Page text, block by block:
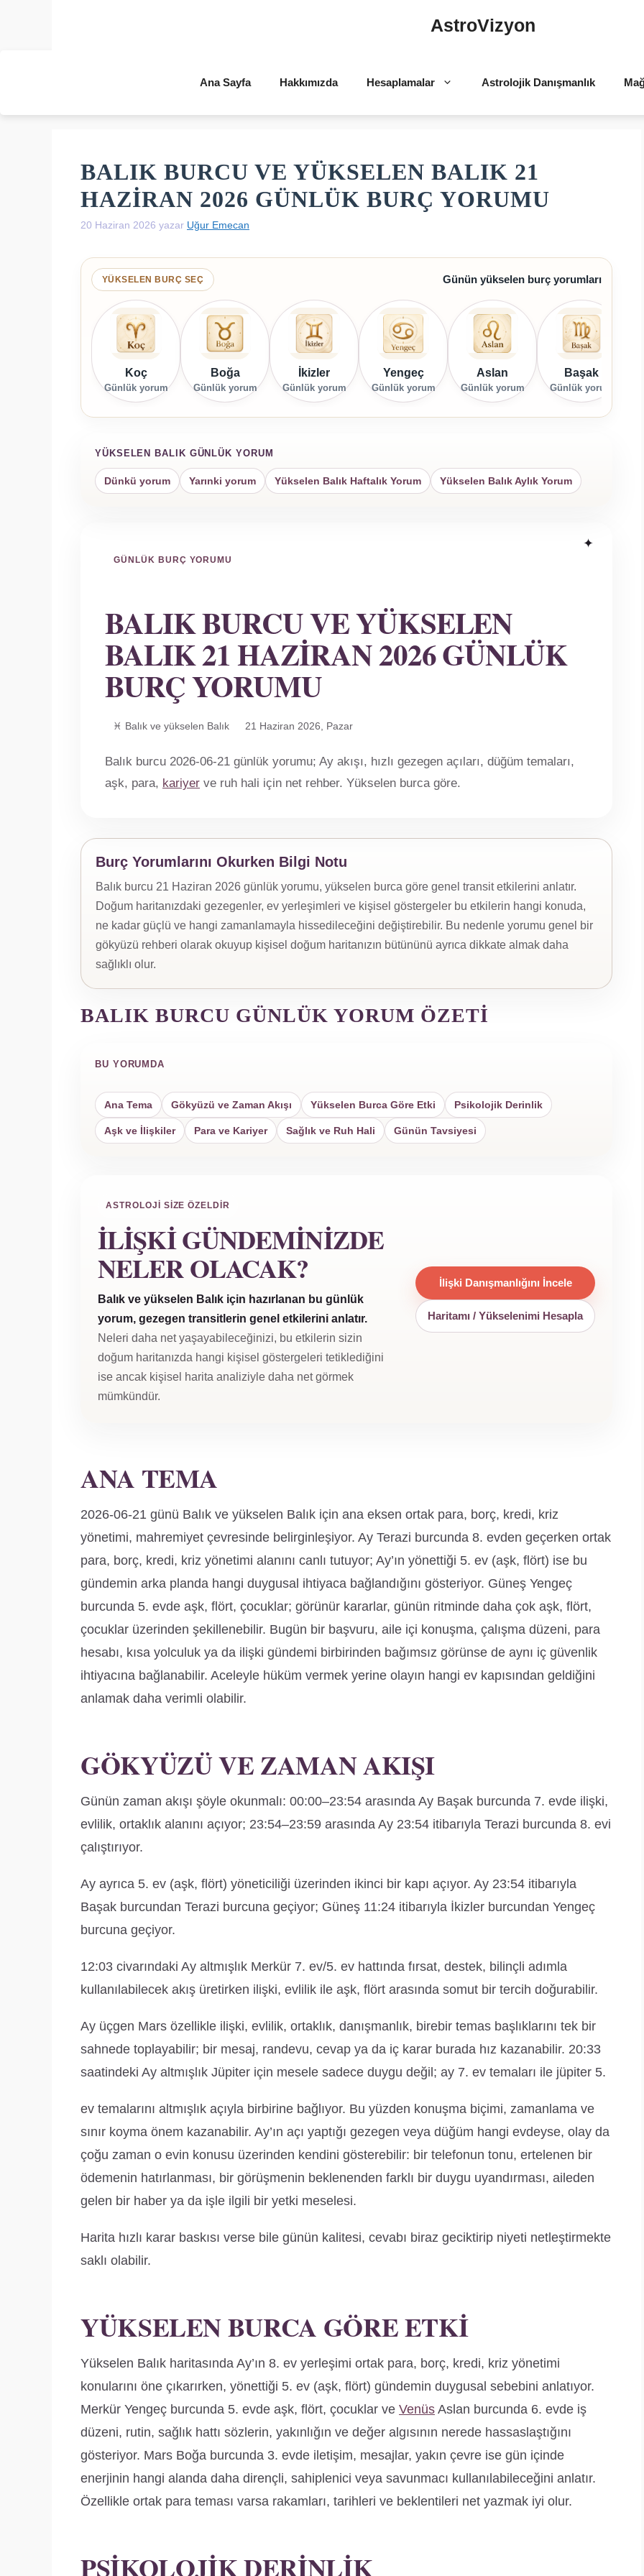
AstroVizyon
Ana Sayfa Hakkımızda Hesaplamalar Astrolojik Danışmanlık
BALIK BURCU VE YÜKSELEN BALIK 21
HAZIRAN 2026 GÜNLÜK BURÇ YORUMU
20 Haziran 2026 yazar Uğur Emecan
YÜKSELEN BURÇ SEÇ Günün yükselen burç yorumları
Koç
Günlük yorum
Boğa
Günlük yorum
İkizler
Günlük yorum
Yengeç
Günlük yorum
Aslan
Günlük yorum
Başak
Günlük yorum
YÜKSELEN BALIK GÜNLÜK YORUM
Dünkü yorum Yarınki yorum Yükselen Balık Haftalık Yorum Yükselen Balık Aylık Yorum
GÜNLÜK BURÇ YORUMU
BALIK BURCU VE YÜKSELEN
BALIK 21 HAZIRAN 2026 GÜNLÜK
BURÇ YORUMU
♓ Balık ve yükselen Balık 21 Haziran 2026, Pazar
Balık burcu 2026-06-21 günlük yorumu; Ay akışı, hızlı gezegen açıları, düğüm temaları,
aşk, para, kariyer ve ruh hali için net rehber. Yükselen burca göre.
Burç Yorumlarını Okurken Bilgi Notu
Balık burcu 21 Haziran 2026 günlük yorumu, yükselen burca göre genel transit etkilerini anlatır.
Doğum haritanızdaki gezegenler, ev yerleşimleri ve kişisel göstergeler bu etkilerin hangi konuda,
ne kadar güçlü ve hangi zamanlamayla hissedileceğini değiştirebilir. Bu nedenle yorumu genel bir
gökyüzü rehberi olarak okuyup kişisel doğum haritanızın bütününü ayrıca dikkate almak daha
sağlıklı olur.
BALIK BURCU GÜNLÜK YORUM ÖZETI
BU YORUMDA
Ana Tema Gökyüzü ve Zaman Akışı Yükselen Burca Göre Etki Psikolojik Derinlik
Aşk ve İlişkiler Para ve Kariyer Sağlık ve Ruh Hali Günün Tavsiyesi
ASTROLOJI SIZE ÖZELDIR
İLIŞKI GÜNDEMINIZDE
NELER OLACAK?
Balık ve yükselen Balık için hazırlanan bu günlük
yorum, gezegen transitlerin genel etkilerini anlatır.
Neleri daha net yaşayabileceğinizi, bu etkilerin sizin
doğum haritanızda hangi kişisel göstergeleri tetiklediğini
ise ancak kişisel harita analiziyle daha net görmek
mümkündür.
İlişki Danışmanlığını İncele
Haritamı / Yükselenimi Hesapla
ANA TEMA
2026-06-21 günü Balık ve yükselen Balık için ana eksen ortak para, borç, kredi, kriz
yönetimi, mahremiyet çevresinde belirginleşiyor. Ay Terazi burcunda 8. evden geçerken ortak
para, borç, kredi, kriz yönetimi alanını canlı tutuyor; Ay’ın yönettiği 5. ev (aşk, flört) ise bu
gündemin arka planda hangi duygusal ihtiyaca bağlandığını gösteriyor. Güneş Yengeç
burcunda 5. evde aşk, flört, çocuklar; görünür kararlar, günün ritminde daha çok aşk, flört,
çocuklar üzerinden şekillenebilir. Bugün bir başvuru, aile içi konuşma, çalışma düzeni, para
hesabı, kısa yolculuk ya da ilişki gündemi birbirinden bağımsız görünse de aynı iç güvenlik
ihtiyacına bağlanabilir. Aceleyle hüküm vermek yerine olayın hangi ev kapısından geldiğini
anlamak daha verimli olabilir.
GÖKYÜZÜ VE ZAMAN AKIŞI
Günün zaman akışı şöyle okunmalı: 00:00–23:54 arasında Ay Başak burcunda 7. evde ilişki,
evlilik, ortaklık alanını açıyor; 23:54–23:59 arasında Ay 23:54 itibarıyla Terazi burcunda 8. evi
çalıştırıyor.
Ay ayrıca 5. ev (aşk, flört) yöneticiliği üzerinden ikinci bir kapı açıyor. Ay 23:54 itibarıyla
Başak burcundan Terazi burcuna geçiyor; Güneş 11:24 itibarıyla İkizler burcundan Yengeç
burcuna geçiyor.
12:03 civarındaki Ay altmışlık Merkür 7. ev/5. ev hattında fırsat, destek, bilinçli adımla
kullanılabilecek akış üretirken ilişki, evlilik ile aşk, flört arasında somut bir tercih doğurabilir.
Ay üçgen Mars özellikle ilişki, evlilik, ortaklık, danışmanlık, birebir temas başlıklarını tek bir
sahnede toplayabilir; bir mesaj, randevu, cevap ya da iç karar burada hız kazanabilir. 20:33
saatindeki Ay altmışlık Jüpiter için mesele sadece duygu değil; ay 7. ev temaları ile jüpiter 5.
ev temalarını altmışlık açıyla birbirine bağlıyor. Bu yüzden konuşma biçimi, zamanlama ve
sınır koyma önem kazanabilir. Ay’ın açı yaptığı gezegen veya düğüm hangi evdeyse, olay da
çoğu zaman o evin konusu üzerinden kendini gösterebilir: bir telefonun tonu, ertelenen bir
ödemenin hatırlanması, bir görüşmenin beklenenden farklı bir duygu uyandırması, aileden
gelen bir haber ya da işle ilgili bir yetki meselesi.
Harita hızlı karar baskısı verse bile günün kalitesi, cevabı biraz geciktirip niyeti netleştirmekte
saklı olabilir.
YÜKSELEN BURCA GÖRE ETKI
Yükselen Balık haritasında Ay’ın 8. ev yerleşimi ortak para, borç, kredi, kriz yönetimi
konularını öne çıkarırken, yönettiği 5. ev (aşk, flört) gündemin duygusal sebebini anlatıyor.
Merkür Yengeç burcunda 5. evde aşk, flört, çocuklar ve Venüs Aslan burcunda 6. evde iş
düzeni, rutin, sağlık hattı sözlerin, yakınlığın ve değer algısının nerede hassaslaştığını
gösteriyor. Mars Boğa burcunda 3. evde iletişim, mesajlar, yakın çevre ise gün içinde
enerjinin hangi alanda daha dirençli, sahiplenici veya savunmacı kullanılabileceğini anlatır.
Özellikle ortak para teması varsa rakamları, tarihleri ve beklentileri net yazmak iyi olur.
PSIKOLOJIK DERINLIK